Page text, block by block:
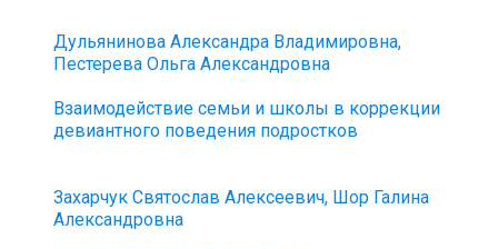
Дульянинова Александра Владимировна,
Пестерева Ольга Александровна
Взаимодействие семьи и школы в коррекции
девиантного поведения подростков
Захарчук Святослав Алексеевич, Шор Галина
Александровна